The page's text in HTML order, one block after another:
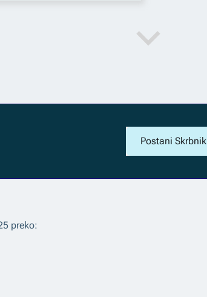
Postani Skrbnik
preko: